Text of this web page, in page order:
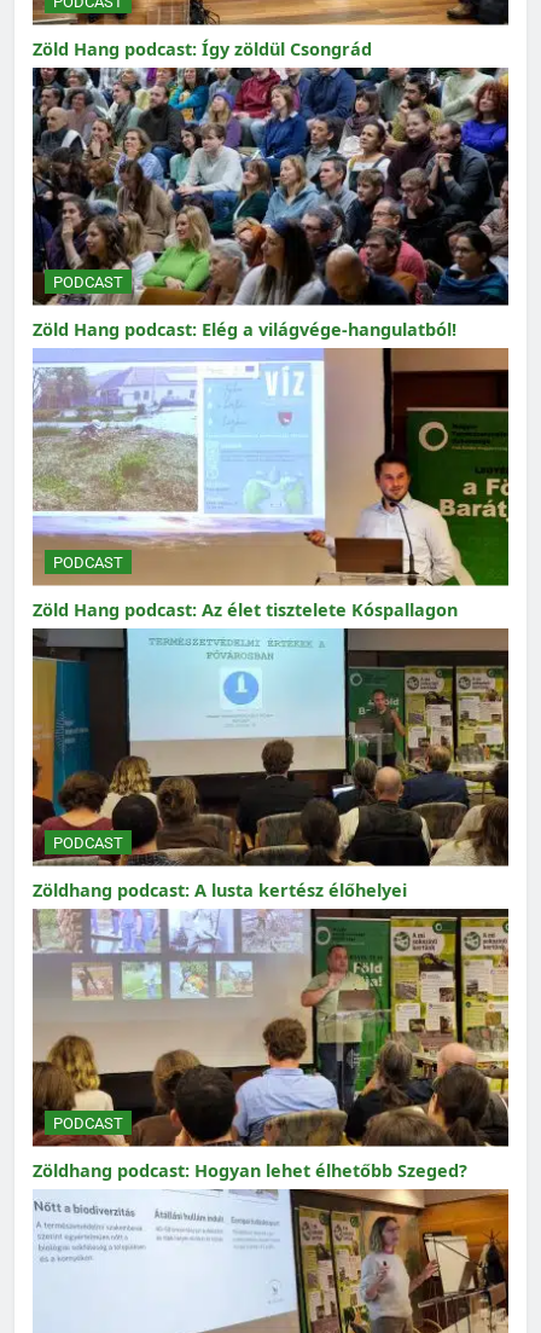
Zöld Hang podcast: Így zöldül Csongrád
PODCAST
Zöld Hang podcast: Elég a világvége-hangulatból!
PODCAST
Zöld Hang podcast: Az élet tisztelete Kóspallagon
PODCAST
Zöldhang podcast: A lusta kertész élőhelyei
PODCAST
Zöldhang podcast: Hogyan lehet élhetőbb Szeged?